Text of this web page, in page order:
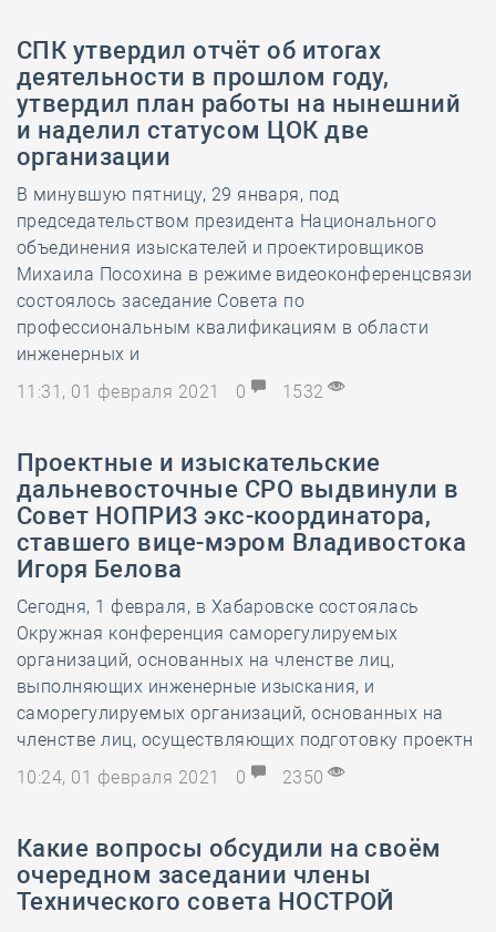
СПК утвердил отчёт об итогах
деятельности в прошлом году,
утвердил план работы на нынешний
и наделил статусом ЦОК две
организации
В минувшую пятницу, 29 января, под
председательством президента Национального
объединения изыскателей и проектировщиков
Михаила Посохина в режиме видеоконференцсвязи
состоялось заседание Совета по
профессиональным квалификациям в области
инженерных и
11:31, 01 февраля 2021
0 1532
Проектные и изыскательские
дальневосточные СРО выдвинули в
Совет НОПРИЗ экс-координатора,
ставшего вице-мэром Владивостока
Игоря Белова
Сегодня, 1 февраля, в Хабаровске состоялась
Окружная конференция саморегулируемых
организаций, основанных на членстве лиц,
выполняющих инженерные изыскания, и
саморегулируемых организаций, основанных на
членстве лиц, осуществляющих подготовку проектн
10:24, 01 февраля 2021
0 2350
Какие вопросы обсудили на своём
очередном заседании члены
Технического совета НОСТРОЙ